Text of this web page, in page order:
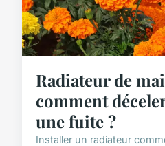
Radiateur de
comment
une fuite ?
Installer un radiateur